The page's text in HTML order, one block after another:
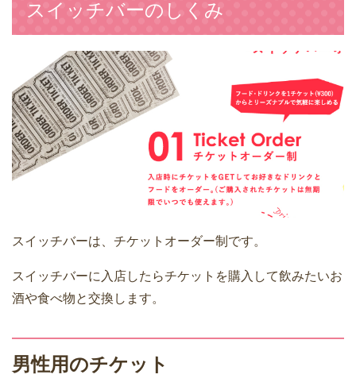
スイッチバーのしくみ
スイッチバーは、チケットオーダー制です。
スイッチバーに入店したらチケットを購入して飲みたいお
酒や食べ物と交換します。
男性用のチケット